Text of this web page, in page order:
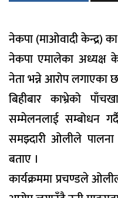
नेकपा (माओवादी केन्द्र)
नेकपा एमालेका अध्यक्ष
नेता भन्ने आरोप लगाएका
बिहीबार काभ्रेको
सम्मेलनलाई सम्बोधन
समझ्दारी ओलीले
बताए ।
कार्यक्रममा प्रचण्डले